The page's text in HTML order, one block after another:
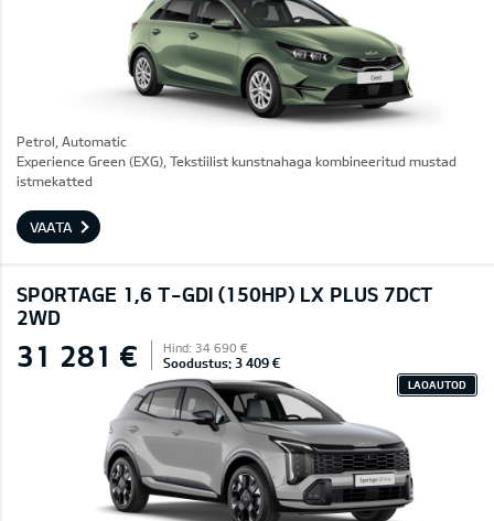
Petrol, Automatic
Experience Green (EXG), Tekstiilist kunstnahaga kombineeritud mustad
istmekatted
VAATA
SPORTAGE 1,6 T-GDI (150HP) LX PLUS 7DCT
2WD
31 281 € Hind: 34 690 €
Soodustus: 3 409 €
LAOAUTOD